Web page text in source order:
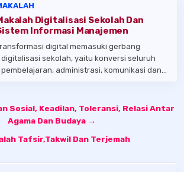
Digitalisasi Sekolah Dan
Informasi Manajemen
digital memasuki gerbang
sekolah, yaitu konversi seluruh
administrasi, komunikasi dan…
Sosial, Keadilan, Toleransi, Relasi Antar
Agama Dan Budaya →
Tafsir,Takwil Dan Terjemah